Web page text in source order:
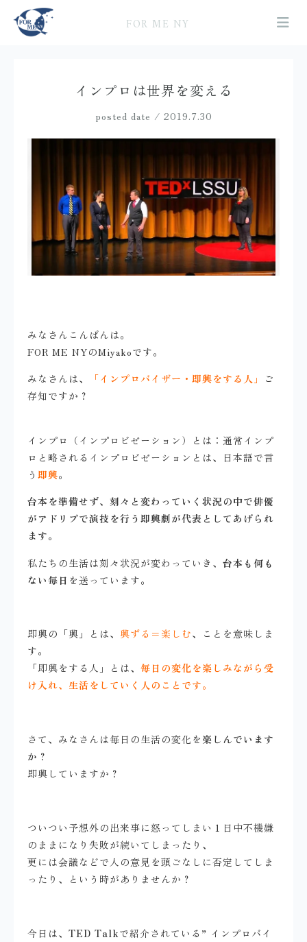
FOR ME NY
インプロは世界を変える
posted date / 2019.7.30
みなさんこんばんは。
FOR ME NYのMiyakoです。
みなさんは、
「インプロバイザー・即興をする人」
ご
存知ですか？
インプロ（インプロビゼーション）とは：通常インプ
ロと略されるインプロビゼーションとは、日本語で言
う 即興。
台本を準備せず、刻々と変わっていく状況の中で俳優
がアドリブで演技を行う即興劇が代表としてあげられ
ます。
私たちの生活は刻々状況が変わっていき、 台本も何も
ない毎日 を送っています。
即興の「興」とは、 興ずる＝楽しむ、ことを意味しま
す。
「即興をする人」とは、 毎日の変化を楽しみながら受
け入れ、生活をしていく人のことです。
さて、みなさんは毎日の生活の変化を 楽しんでいます
か ？
即興していますか？
ついつい予想外の出来事に怒ってしまい１日中不機嫌
のままになり失敗が続いてしまったり、
更には会議などで人の意見を頭ごなしに否定してしま
ったり、という時がありませんか？
今日は、 TED Talkで紹介されている” インプロバイ